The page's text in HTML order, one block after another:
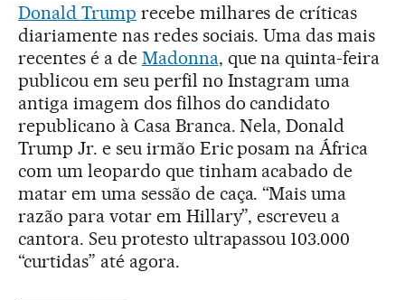
Donald Trump recebe milhares de críticas
diariamente nas redes sociais. Uma das mais
recentes é a de Madonna, que na quinta-feira
publicou em seu perfil no Instagram uma
antiga imagem dos filhos do candidato
republicano à Casa Branca. Nela, Donald
Trump Jr. e seu irmão Eric posam na África
com um leopardo que tinham acabado de
matar em uma sessão de caça. “Mais uma
razão para votar em Hillary”, escreveu a
cantora. Seu protesto ultrapassou 103.000
“curtidas” até agora.